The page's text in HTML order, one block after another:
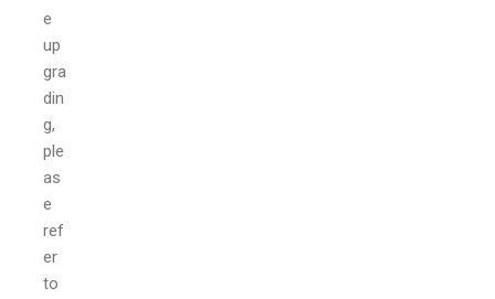
e
up
gra
din
g,
ple
as
e
ref
er
to